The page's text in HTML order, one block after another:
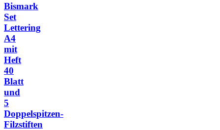
Bismark
Set
Lettering
A4
mit
Heft
40
Blatt
und
5
Doppelspitzen-
Filzstiften